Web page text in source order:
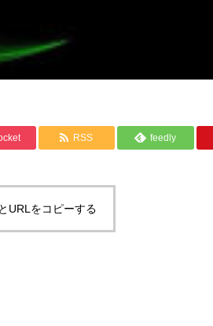
RSS feedly
URLをコピーする